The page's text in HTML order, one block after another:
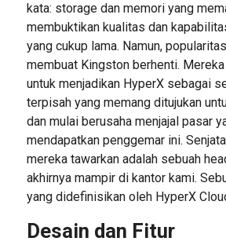
kata: storage dan memori yang
membuktikan kualitas dan
yang cukup lama. Namun,
membuat Kingston berhenti.
untuk menjadikan HyperX sebagai
terpisah yang memang ditujukan
dan mulai berusaha menjajal pasar
mendapatkan penggemar ini.
mereka tawarkan adalah sebuah
akhirnya mampir di kantor kami.
yang didefinisikan oleh HyperX
Desain dan Fitur